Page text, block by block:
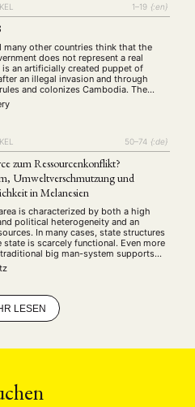
1–19 {:en}
many other countries think that the
does not represent a real
is an artificially created puppet of
an illegal invasion and through
and colonizes Cambodia. The
accurate this assessment is. State
and …
50–74 {:de}
zum Ressourcenkonflikt?
Umweltverschmutzung und
in Melanesien
is characterized by both a high
political heterogeneity and an
In many cases, state structures
state is scarcely functional. Even more
big man-system supports
effective nation-building. With
this article overhauls the …
LESEN